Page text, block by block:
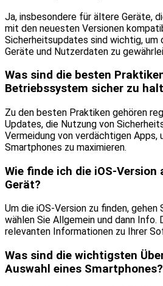
Ja, insbesondere für ältere Geräte,
mit den neuesten Versionen
Sicherheitsupdates sind wichtig, um
Geräte und Nutzerdaten zu
Was sind die besten
Betriebssystem sicher zu
Zu den besten Praktiken gehören
Updates, die Nutzung von
Vermeidung von verdächtigen Apps,
Smartphones zu maximieren.
Wie finde ich die iOS-
Gerät?
Um die iOS-Version zu finden, gehen
wählen Sie Allgemein und dann Info.
relevanten Informationen zu Ihrer
Was sind die wichtigsten
Auswahl eines Smartphones?